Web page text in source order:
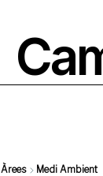
Àrees
Medi Ambient